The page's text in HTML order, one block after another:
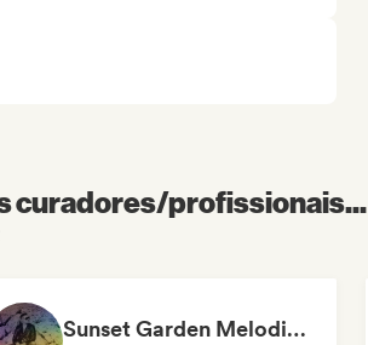
curadores/profissionais...
Sunset Garden Melodic & Organic House